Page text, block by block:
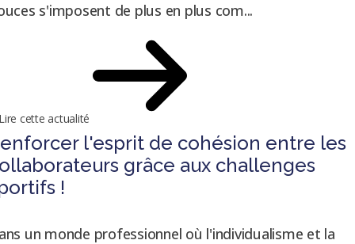
s'imposent de plus en plus com...
cette actualité
l'esprit de cohésion entre les
grâce aux challenges
!
un monde professionnel où l'individualisme et la